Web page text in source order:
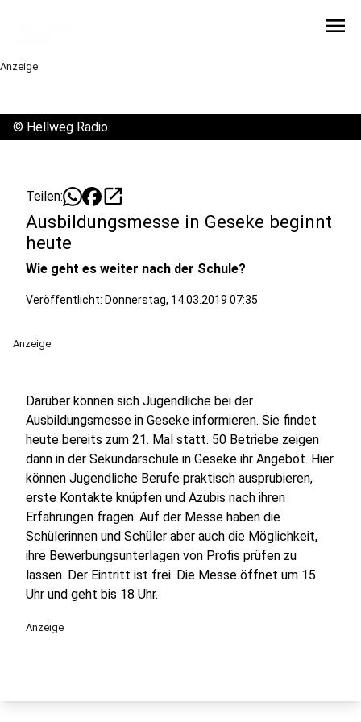
menu
Anzeige
© Hellweg Radio
Teilen: open_in_new
Ausbildungsmesse in Geseke beginnt
heute
Wie geht es weiter nach der Schule?
Veröffentlicht: Donnerstag, 14.03.2019 07:35
Anzeige
Darüber können sich Jugendliche bei der
Ausbildungsmesse in Geseke informieren. Sie findet
heute bereits zum 21. Mal statt. 50 Betriebe zeigen
dann in der Sekundarschule in Geseke ihr Angebot. Hier
können Jugendliche Berufe praktisch ausprubieren,
erste Kontakte knüpfen und Azubis nach ihren
Erfahrungen fragen. Auf der Messe haben die
Schülerinnen und Schüler aber auch die Möglichkeit,
ihre Bewerbungsunterlagen von Profis prüfen zu
lassen. Der Eintritt ist frei. Die Messe öffnet um 15
Uhr und geht bis 18 Uhr.
Anzeige